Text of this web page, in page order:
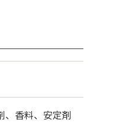
、香料、安定剤